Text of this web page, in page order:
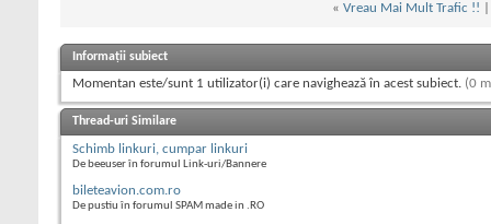
« Vreau Mai Mult Trafic !!
Informații subiect
Momentan este/sunt 1 utilizator(i) care navighează în acest subiect. (0
Thread-uri Similare
Schimb linkuri, cumpar linkuri
De beeuser în forumul Link-uri/Bannere
bileteavion.com.ro
De pustiu în forumul SPAM made in .RO